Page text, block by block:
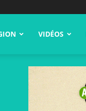
VIDÉOS